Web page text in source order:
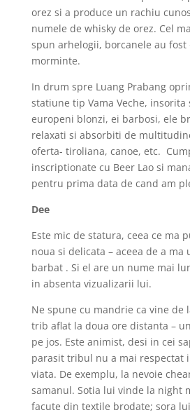
orez si a produce un rachiu
numele de whisky de orez. Cel
spun arhelogii, borcanele au fost
morminte.
In drum spre Luang Prabang
statiune tip Vama Veche, insorita
europeni blonzi, ei barbosi, ele
relaxati si absorbiti de
oferta- tiroliana, canoe, etc.
inscriptionate cu Beer Lao si
pentru prima data de cand am
Dee
Este mic de statura, ceea ce ma
noua si delicata – aceea de a ma
barbat . Si el are un nume mai
in absenta vizualizarii lui.
Ne spune cu mandrie ca vine
trib aflat la doua ore distanta –
pe jos. Este animist, desi in cei
parasit tribul nu a mai respectat
viata. De exemplu, la nevoie
samanul. Sotia lui vinde la night
facute din textile brodate; sora